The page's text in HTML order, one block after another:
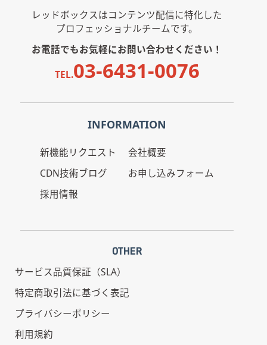
レッドボックスはコンテンツ配信に特化した
プロフェッショナルチームです。
お電話でもお気軽にお問い合わせください！
TEL.03-6431-0076
INFORMATION
新機能リクエスト
CDN技術ブログ
採用情報
会社概要
お申し込みフォーム
OTHER
サービス品質保証（SLA）
特定商取引法に基づく表記
プライバシーポリシー
利用規約